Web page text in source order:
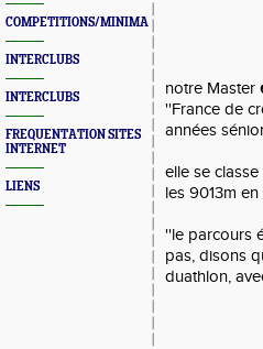
COMPETITIONS/MINIMAS/MEETINGS/
INTERCLUBS
INTERCLUBS
FREQUENTATION SITES
INTERNET
LIENS
notre Master
''France de
années
elle se classe
les 9013m en
''le parcours
pas, disons
duathlon,